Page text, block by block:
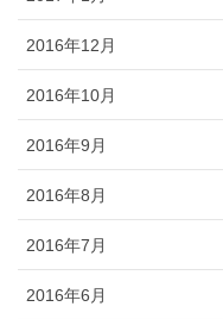
2016年12月
2016年10月
2016年9月
2016年8月
2016年7月
2016年6月